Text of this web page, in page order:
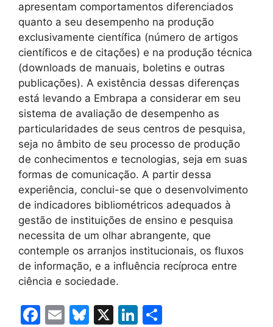
apresentam comportamentos diferenciados
quanto a seu desempenho na produção
exclusivamente científica (número de artigos
científicos e de citações) e na produção técnica
(downloads de manuais, boletins e outras
publicações). A existência dessas diferenças
está levando a Embrapa a considerar em seu
sistema de avaliação de desempenho as
particularidades de seus centros de pesquisa,
seja no âmbito de seu processo de produção
de conhecimentos e tecnologias, seja em suas
formas de comunicação. A partir dessa
experiência, conclui-se que o desenvolvimento
de indicadores bibliométricos adequados à
gestão de instituições de ensino e pesquisa
necessita de um olhar abrangente, que
contemple os arranjos institucionais, os fluxos
de informação, e a influência recíproca entre
ciência e sociedade.
F
E
Bl X
Li